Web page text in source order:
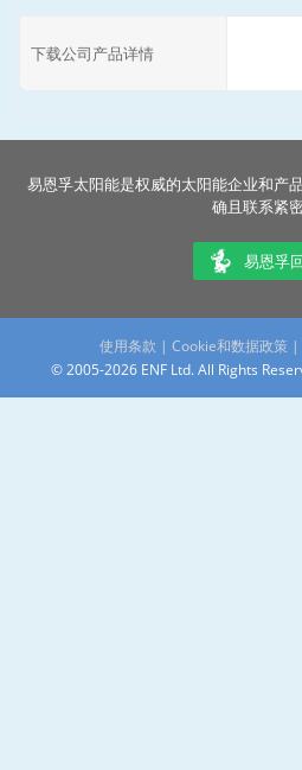
下载公司产品详情
易恩孚太阳能是权威的太阳能企业和产
确且联系紧密
易恩孚
使用条款 | Cookie和数据政策|
© 2005-2026 ENF Ltd. All Rights